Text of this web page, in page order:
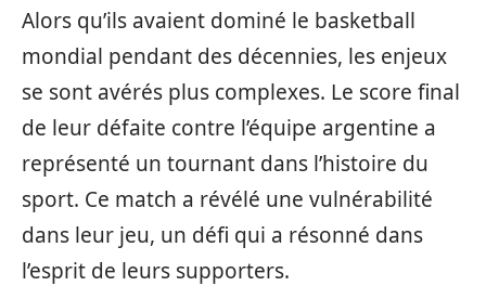
Alors qu’ils avaient dominé le basketball
mondial pendant des décennies, les enjeux
se sont avérés plus complexes. Le score final
de leur défaite contre l’équipe argentine a
représenté un tournant dans l’histoire du
sport. Ce match a révélé une vulnérabilité
dans leur jeu, un défi qui a résonné dans
l’esprit de leurs supporters.